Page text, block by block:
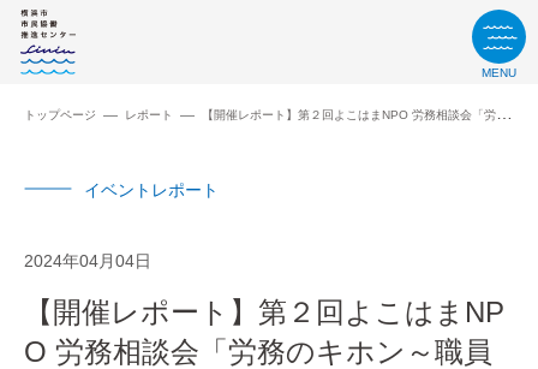
MENU
トップページ レポート 【開催レポート】第２回よこはまNPO 労務相談会「労務のキホン～職員向け～」
イベントレポート
2024年04月04日
【開催レポート】第２回よこはまNP
O 労務相談会「労務のキホン～職員